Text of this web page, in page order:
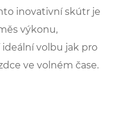
inovativní skútr je
výkonu,
volbu jak pro
ve volném čase.